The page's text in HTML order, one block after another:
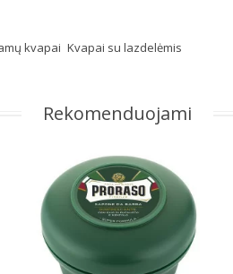
kvapai Kvapai su lazdelėmis
Rekomenduojami